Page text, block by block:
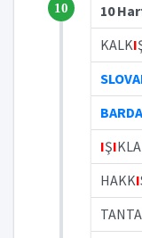
10
10
KALKI
IŞI
HAKKI